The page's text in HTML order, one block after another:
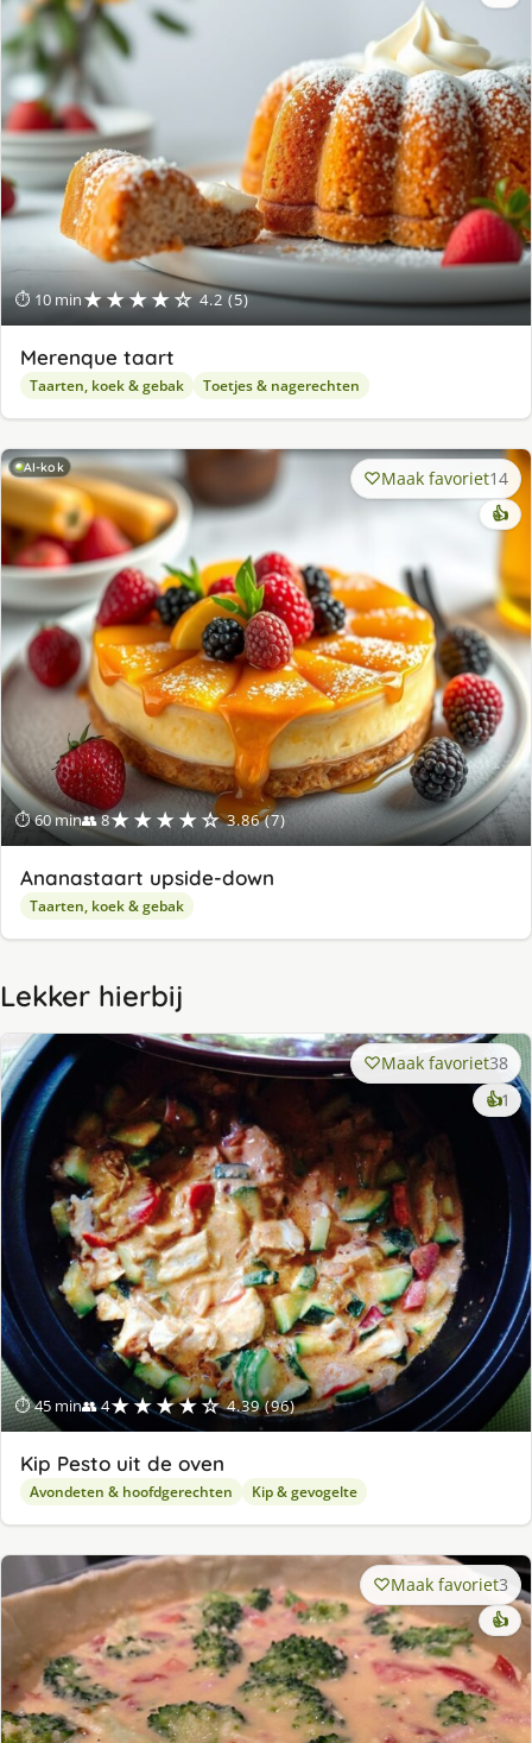
⏱ 10 min★★★★☆ 4.2 (5)
Merenque taart
Taarten, koek & gebak Toetjes & nagerechten
AI-kok
⏱ 60 min👥 8★★★★☆ 3.86 (7)
Maak favoriet14
👍
Ananastaart upside-down
Taarten, koek & gebak
Lekker hierbij
⏱ 45 min👥 4★★★★☆ 4.39 (96)
Maak favoriet38
👍1
Kip Pesto uit de oven
Avondeten & hoofdgerechten Kip & gevogelte
Maak favoriet3
👍